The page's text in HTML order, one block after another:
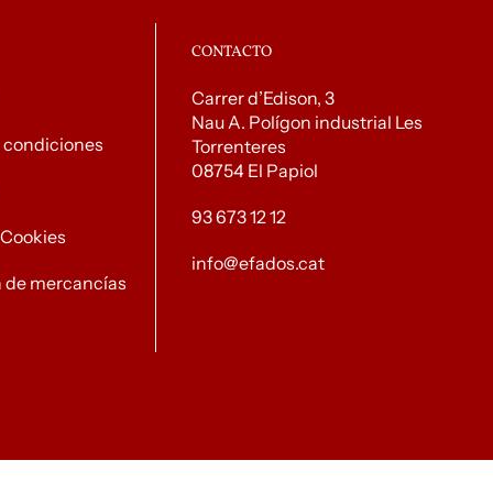
condiciones
de mercancías
CONTACTO
Carrer d’Edison, 3
Nau A. Polígon industrial Les
Torrenteres
08754 El Papiol
93 673 12 12
info@efados.cat